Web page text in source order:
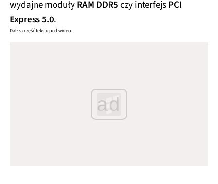
wydajne modułyRAM DDR5czy interfejsPCI
Express 5.0.
Dalsza część tekstu pod wideo
ad